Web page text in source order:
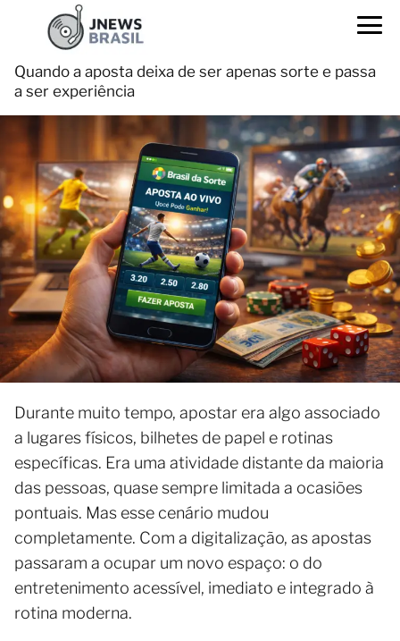
Quando a aposta deixa de ser apenas sorte e passa
a ser experiência
Durante muito tempo, apostar era algo associado
a lugares físicos, bilhetes de papel e rotinas
específicas. Era uma atividade distante da maioria
das pessoas, quase sempre limitada a ocasiões
pontuais. Mas esse cenário mudou
completamente. Com a digitalização, as apostas
passaram a ocupar um novo espaço: o do
entretenimento acessível, imediato e integrado à
rotina moderna.